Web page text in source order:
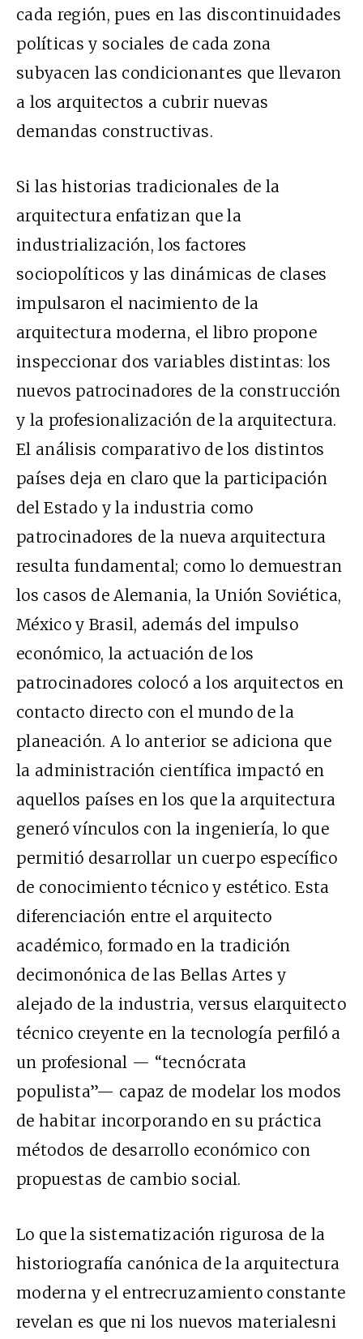
cada región, pues en las discontinuidades
políticas y sociales de cada zona
subyacen las condicionantes que llevaron
a los arquitectos a cubrir nuevas
demandas constructivas.
Si las historias tradicionales de la
arquitectura enfatizan que la
industrialización, los factores
sociopolíticos y las dinámicas de clases
impulsaron el nacimiento de la
arquitectura moderna, el libro propone
inspeccionar dos variables distintas: los
nuevos patrocinadores de la construcción
y la profesionalización de la arquitectura.
El análisis comparativo de los distintos
países deja en claro que la participación
del Estado y la industria como
patrocinadores de la nueva arquitectura
resulta fundamental; como lo demuestran
los casos de Alemania, la Unión Soviética,
México y Brasil, además del impulso
económico, la actuación de los
patrocinadores colocó a los arquitectos en
contacto directo con el mundo de la
planeación. A lo anterior se adiciona que
la administración científica impactó en
aquellos países en los que la arquitectura
generó vínculos con la ingeniería, lo que
permitió desarrollar un cuerpo específico
de conocimiento técnico y estético. Esta
diferenciación entre el arquitecto
académico, formado en la tradición
decimonónica de las Bellas Artes y
alejado de la industria, versus elarquitecto
técnico creyente en la tecnología perfiló a
un profesional — “tecnócrata
populista”— capaz de modelar los modos
de habitar incorporando en su práctica
métodos de desarrollo económico con
propuestas de cambio social.
Lo que la sistematización rigurosa de la
historiografía canónica de la arquitectura
moderna y el entrecruzamiento constante
revelan es que ni los nuevos materialesni